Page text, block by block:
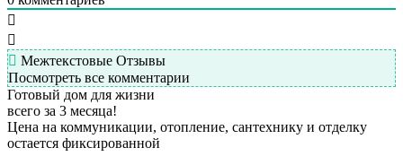
Межтекстовые Отзывы
Посмотреть все комментарии
Готовый дом для жизни
всего за 3 месяца!
Цена на коммуникации, отопление, сантехнику и отделку
остается фиксированной